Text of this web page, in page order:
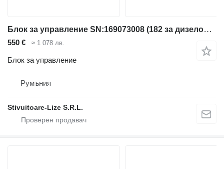
Блок за управление SN:169073008 (182 за дизелов мотокар BT
550 € ≈ 1 078 лв.
Блок за управление
Румъния
Stivuitoare-Lize S.R.L.